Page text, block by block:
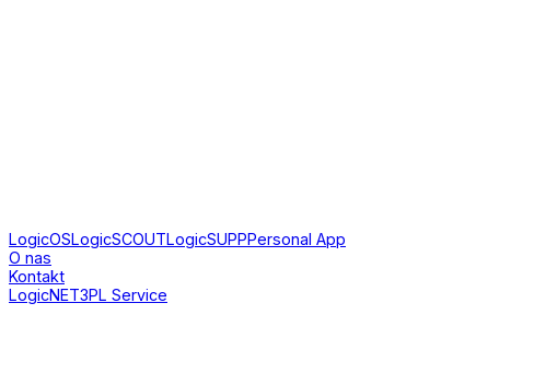
LogicOSLogicSCOUTLogicSUPPPersonal App
O nas
Kontakt
LogicNET3PL Service